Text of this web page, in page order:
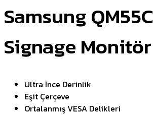
Samsung QM55C
Signage Monitör
Ultra İnce Derinlik
Eşit Çerçeve
Ortalanmış VESA Delikleri